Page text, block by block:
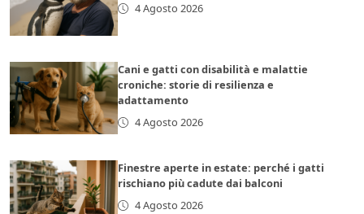
4 Agosto 2026
Cani e gatti con disabilità e malattie
croniche: storie di resilienza e
adattamento
4 Agosto 2026
Finestre aperte in estate: perché i gatti
rischiano più cadute dai balconi
4 Agosto 2026